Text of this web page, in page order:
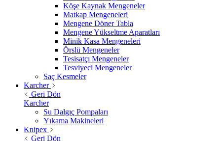
Köşe Kaynak Mengeneler
Matkap Mengeneleri
Mengene Döner Tabla
Mengene Yükseltme Aparatları
Minik Kasa Mengeneleri
Örslü Mengeneler
Tesisatçı Mengeneler
Tesviyeci Mengeneler
Saç Kesmeler
Karcher
Geri Dön
Karcher
Su Dalgıç Pompaları
Yıkama Makineleri
Knipex
Geri Dön